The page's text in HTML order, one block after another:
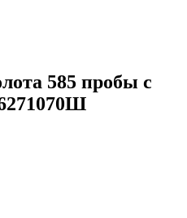
585 пробы с